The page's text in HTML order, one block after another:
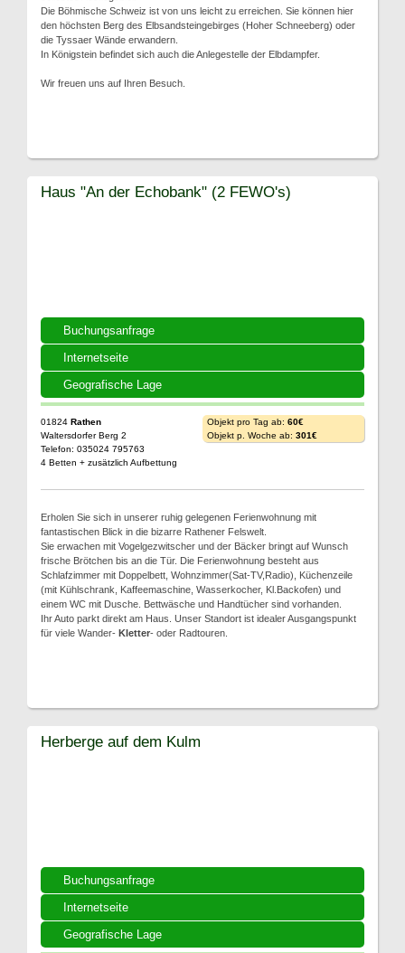
Die Böhmische Schweiz ist von uns leicht zu erreichen. Sie können hier
den höchsten Berg des Elbsandsteingebirges (Hoher Schneeberg) oder
die Tyssaer Wände erwandern.
In Königstein befindet sich auch die Anlegestelle der Elbdampfer.
Wir freuen uns auf Ihren Besuch.
Buchungsanfrage
Internetseite
Geografische Lage
Haus "An der Echobank" (2 FEWO's)
01824 Rathen
Waltersdorfer Berg 2
Telefon: 035024 795763
4 Betten + zusätzlich Aufbettung
Objekt pro Tag ab: 60€
Objekt p. Woche ab: 301€
Erholen Sie sich in unserer ruhig gelegenen Ferienwohnung mit
fantastischen Blick in die bizarre Rathener Felswelt.
Sie erwachen mit Vogelgezwitscher und der Bäcker bringt auf Wunsch
frische Brötchen bis an die Tür. Die Ferienwohnung besteht aus
Schlafzimmer mit Doppelbett, Wohnzimmer(Sat-TV,Radio), Küchenzeile
(mit Kühlschrank, Kaffeemaschine, Wasserkocher, Kl.Backofen) und
einem WC mit Dusche. Bettwäsche und Handtücher sind vorhanden.
Ihr Auto parkt direkt am Haus. Unser Standort ist idealer Ausgangspunkt
für viele Wander- Kletter- oder Radtouren.
Buchungsanfrage
Internetseite
Geografische Lage
Herberge auf dem Kulm